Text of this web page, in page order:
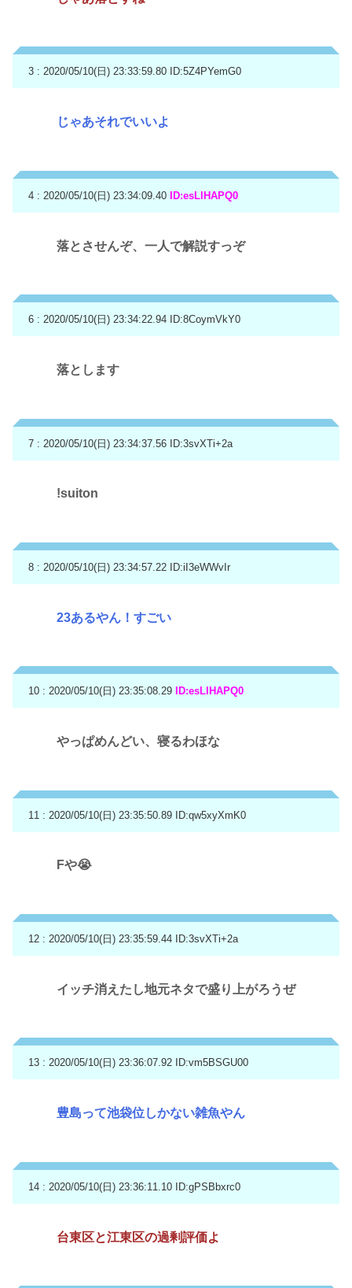
3 : 2020/05/10(日) 23:33:59.80 ID:5Z4PYemG0
じゃあそれでいいよ
4 : 2020/05/10(日) 23:34:09.40 ID:esLlHAPQ0
落とさせんぞ、一人で解説すっぞ
6 : 2020/05/10(日) 23:34:22.94 ID:8CoymVkY0
落とします
7 : 2020/05/10(日) 23:34:37.56 ID:3svXTi+2a
!suiton
8 : 2020/05/10(日) 23:34:57.22 ID:iI3eWWvIr
23あるやん！すごい
10 : 2020/05/10(日) 23:35:08.29 ID:esLlHAPQ0
やっぱめんどい、寝るわほな
11 : 2020/05/10(日) 23:35:50.89 ID:qw5xyXmK0
Fや😭
12 : 2020/05/10(日) 23:35:59.44 ID:3svXTi+2a
イッチ消えたし地元ネタで盛り上がろうぜ
13 : 2020/05/10(日) 23:36:07.92 ID:vm5BSGU00
豊島って池袋位しかない雑魚やん
14 : 2020/05/10(日) 23:36:11.10 ID:gPSBbxrc0
台東区と江東区の過剰評価よ